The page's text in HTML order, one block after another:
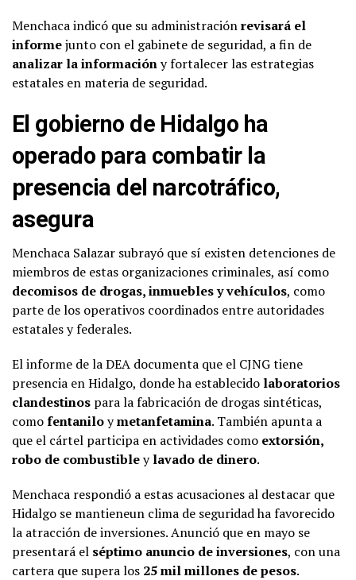
Menchaca indicó que su administraciónrevisará el
informejunto con el gabinete de seguridad, a fin de
analizar la informacióny fortalecer las estrategias
estatales en materia de seguridad.
El gobierno de Hidalgo ha
operado para combatir la
presencia del narcotráfico,
asegura
Menchaca Salazar subrayó que sí existen detenciones de
miembros de estas organizaciones criminales, así como
decomisos de drogas, inmuebles y vehículos, como
parte de los operativos coordinados entre autoridades
estatales y federales.
El informe de la DEA documenta que el CJNG tiene
presencia en Hidalgo, donde ha establecido laboratorios
clandestinos para la fabricación de drogas sintéticas,
comofentaniloymetanfetamina. También apunta a
que el cártel participa en actividades como extorsión,
robo de combustibleylavado de dinero.
Menchaca respondió a estas acusaciones al destacar que
Hidalgo se mantieneun clima de seguridad ha favorecido
la atracción de inversiones. Anunció que en mayo se
presentará el séptimo anuncio de inversiones, con una
cartera que supera los 25 mil millones de pesos.